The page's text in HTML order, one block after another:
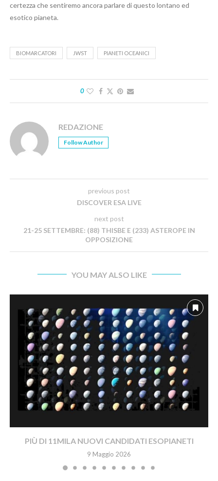
certezza che sentiremo ancora parlare di questo lontano ed
esotico pianeta.
BIOMARCATORI JWST PIANETI OCEANICI
0
REDAZIONE
Follow Author
previous post
DISCOVER ESA LIVE
next post
21-25 SETTEMBRE: (88) THISBE E (233) ASTEROPE IN
OPPOSIZIONE
YOU MAY ALSO LIKE
PIÙ DI 11MILA NUOVI CANDIDATI ESOPIANETI
9 Maggio 2026